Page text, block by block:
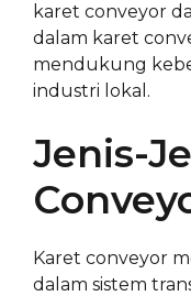
karet conveyor
dalam karet
mendukung
industri lokal.
Jenis-
Karet conveyor
dalam sistem